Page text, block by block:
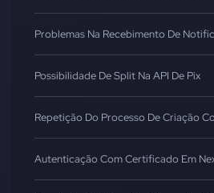
Problemas Na Recebimento De
Possibilidade De Split Na API De Pix
Repetição Do Processo De Criação
Autenticação Com Certificado Em